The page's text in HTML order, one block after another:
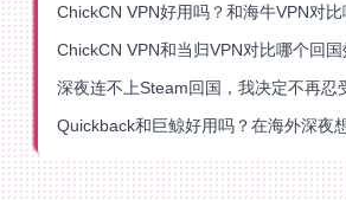
深夜连不上Steam回国，我决定不再忍